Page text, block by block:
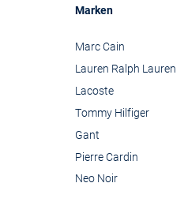
Marken
Marc Cain
Lauren Ralph Lauren
Lacoste
Tommy Hilfiger
Gant
Pierre Cardin
Neo Noir